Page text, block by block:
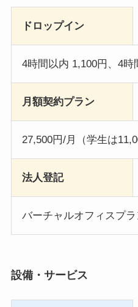
ドロップイン
4時間以内 1,100円、4時
月額契約プラン
27,500円/月（学生は
法人登記
バーチャルオフィスプラ
設備・サービス